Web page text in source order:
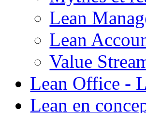
Lean
Lean
Value
Lean Office -
Lean en